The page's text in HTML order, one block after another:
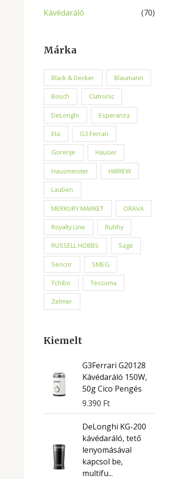
Kávédaráló (70)
Márka
Black & Decker Blaumann
Bosch Clatronic
DeLonghi Esperanza
Eta G3 Ferrari
Gorenje Hauser
Hausmeister HiBREW
Lauben
MERKURY MARKET ORAVA
Royalty Line Ruhhy
RUSSELL HOBBS Sage
Sencor SMEG
Tchibo Tescoma
Zelmer
Kiemelt
G3Ferrari G20128
Kávédaráló 150W,
50g Cico Pengés
9.390 Ft
DeLonghi KG-200
kávédaráló, tető
lenyomásával
kapcsol be,
multifu...